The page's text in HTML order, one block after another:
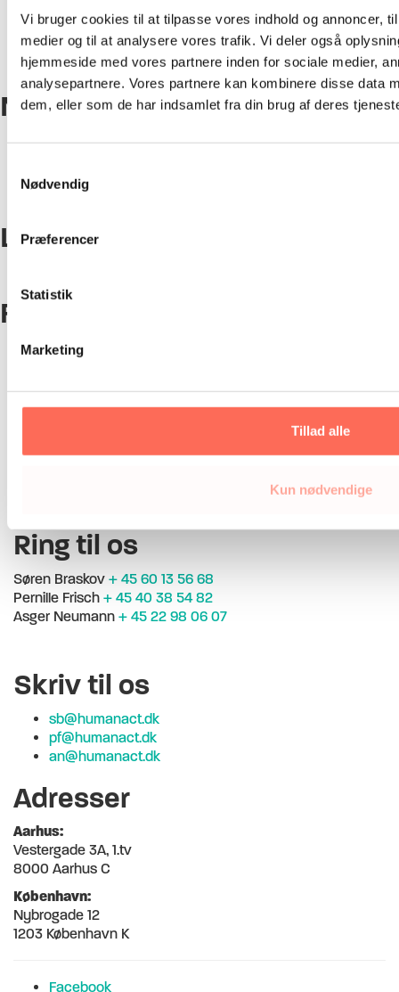
Vi bruger cookies til at tilpasse vores indhold og annoncer,
medier og til at analysere vores trafik. Vi deler også
hjemmeside med vores partnere inden for sociale medier,
analysepartnere. Vores partnere kan kombinere disse data
dem, eller som de har indsamlet fra din brug af deres
Nødvendig
Præferencer
Statistik
Marketing
Tillad alle
Kun nødvendige
Artikler om/med HumanAct
Radio og TV
Video
Nyeste indlæg
Søren Braskov interviewes om arvestridigheder i
At være leder i et sundhedsvæsen under forandring
Faciliteret dialog – et ledelsesredskab til konflikthåndtering
LinkedIn
Facebook
Ring til os
Søren Braskov + 45 60 13 56 68
Pernille Frisch + 45 40 38 54 82
Asger Neumann + 45 22 98 06 07
Skriv til os
sb@humanact.dk
pf@humanact.dk
an@humanact.dk
Adresser
Aarhus:
Vestergade 3A, 1.tv
8000 Aarhus C
København:
Nybrogade 12
1203 København K
Facebook